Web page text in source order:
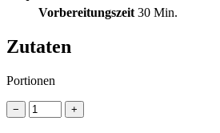
Vorbereitungszeit 30 Min.
Zutaten
Portionen
− +